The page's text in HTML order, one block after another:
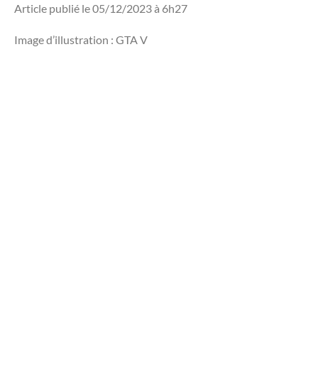
Article publié le 05/12/2023 à 6h27
Image d’illustration : GTA V